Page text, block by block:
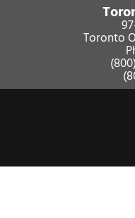
Toronto